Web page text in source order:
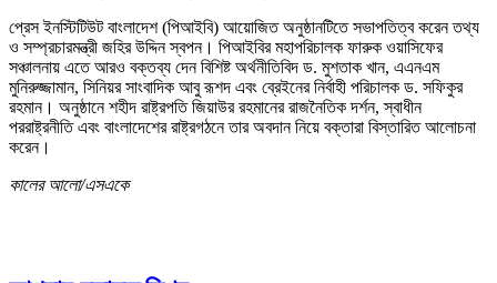
প্রেস ইনস্টিটিউট বাংলাদেশ (পিআইবি) আয়োজিত অনুষ্ঠানটিতে সভাপতিত্ব করেন তথ্য
ও সম্প্রচারমন্ত্রী জহির উদ্দিন স্বপন। পিআইবির মহাপরিচালক ফারুক ওয়াসিফের
সঞ্চালনায় এতে আরও বক্তব্য দেন বিশিষ্ট অর্থনীতিবিদ ড. মুশতাক খান, এএনএম
মুনিরুজ্জামান, সিনিয়র সাংবাদিক আবু রূশদ এবং ব্রেইনের নির্বাহী পরিচালক ড. সফিকুর
রহমান। অনুষ্ঠানে শহীদ রাষ্ট্রপতি জিয়াউর রহমানের রাজনৈতিক দর্শন, স্বাধীন
পররাষ্ট্রনীতি এবং বাংলাদেশের রাষ্ট্রগঠনে তার অবদান নিয়ে বক্তারা বিস্তারিত আলোচনা
করেন।
কালের আলো/এসএকে